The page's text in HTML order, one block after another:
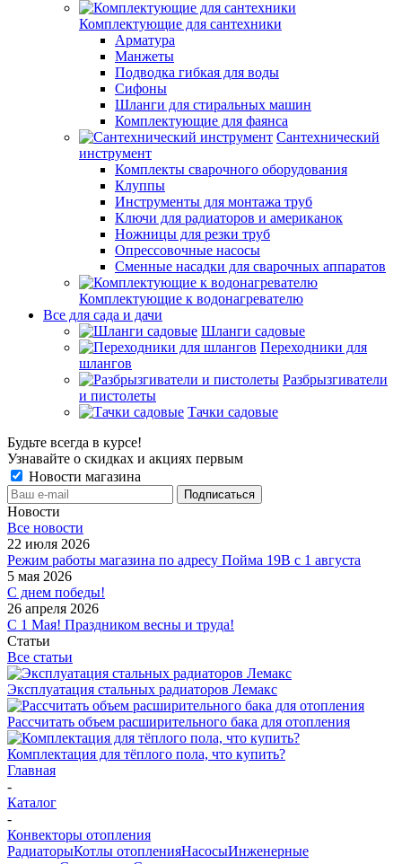
Комплектующие для сантехники
Арматура
Манжеты
Подводка гибкая для воды
Сифоны
Шланги для стиральных машин
Комплектующие для фаянса
Сантехнический
инструмент
Комплекты сварочного оборудования
Клуппы
Инструменты для монтажа труб
Ключи для радиаторов и американок
Ножницы для резки труб
Опрессовочные насосы
Сменные насадки для сварочных аппаратов
Комплектующие к водонагревателю
Все для сада и дачи
Шланги садовые
Переходники для
шлангов
Разбрызгиватели
и пистолеты
Тачки садовые
Будьте всегда в курсе!
Узнавайте о скидках и акциях первым
Новости магазина
Новости
Все новости
22 июля 2026
Режим работы магазина по адресу Пойма 19В с 1 августа
5 мая 2026
С днем победы!
26 апреля 2026
С 1 Мая! Праздником весны и труда!
Статьи
Все статьи
Эксплуатация стальных радиаторов Лемакс
Рассчитать объем расширительного бака для отопления
Комплектация для тёплого пола, что купить?
Главная
-
Каталог
-
Конвекторы отопления
РадиаторыКотлы отопленияНасосыИнженерные